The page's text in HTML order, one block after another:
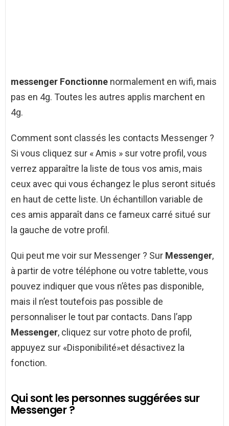
messenger Fonctionne normalement en wifi, mais
pas en 4g. Toutes les autres applis marchent en
4g.
Comment sont classés les contacts Messenger ?
Si vous cliquez sur « Amis » sur votre profil, vous
verrez apparaître la liste de tous vos amis, mais
ceux avec qui vous échangez le plus seront situés
en haut de cette liste. Un échantillon variable de
ces amis apparaît dans ce fameux carré situé sur
la gauche de votre profil.
Qui peut me voir sur Messenger ? Sur Messenger,
à partir de votre téléphone ou votre tablette, vous
pouvez indiquer que vous n’êtes pas disponible,
mais il n’est toutefois pas possible de
personnaliser le tout par contacts. Dans l’app
Messenger, cliquez sur votre photo de profil,
appuyez sur «Disponibilité»et désactivez la
fonction.
Qui sont les personnes suggérées sur
Messenger ?